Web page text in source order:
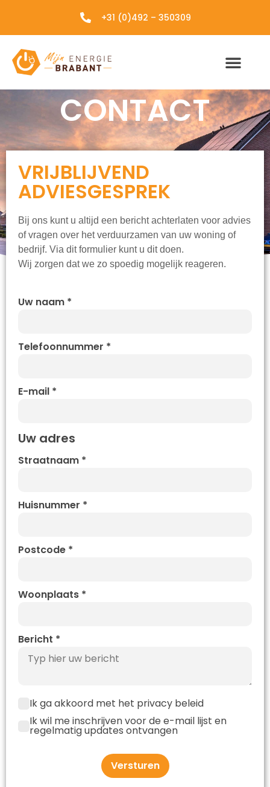
+31 (0)492 – 350309
CONTACT
VRIJBLIJVEND
ADVIESGESPREK
Bij ons kunt u altijd een bericht achterlaten voor advies
of vragen over het verduurzamen van uw woning of
bedrijf. Via dit formulier kunt u dit doen.
Wij zorgen dat we zo spoedig mogelijk reageren.
Uw naam *
Telefoonnummer *
E-mail *
Uw adres
Straatnaam *
Huisnummer *
Postcode *
Woonplaats *
Bericht *
Ik ga akkoord met het privacy beleid
Ik wil me inschrijven voor de e-mail lijst en
regelmatig updates ontvangen
Versturen